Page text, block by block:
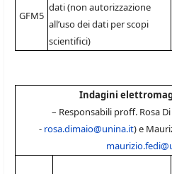
GFM5
dati (non autorizzazione
all’uso dei dati per scopi
scientifici)
Indagini
– Responsabili proff. Rosa
- rosa.dimaio@unina.it) e